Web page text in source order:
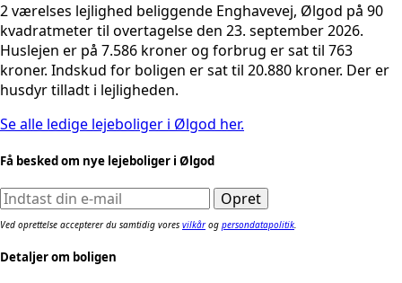
2 værelses lejlighed beliggende Enghavevej, Ølgod på 90
kvadratmeter til overtagelse den 23. september 2026.
Huslejen er på 7.586 kroner og forbrug er sat til 763
kroner. Indskud for boligen er sat til 20.880 kroner. Der er
husdyr tilladt i lejligheden.
Se alle ledige lejeboliger i Ølgod her.
Få besked om nye lejeboliger i Ølgod
Ved oprettelse accepterer du samtidig vores vilkårog persondatapolitik
Detaljer om boligen